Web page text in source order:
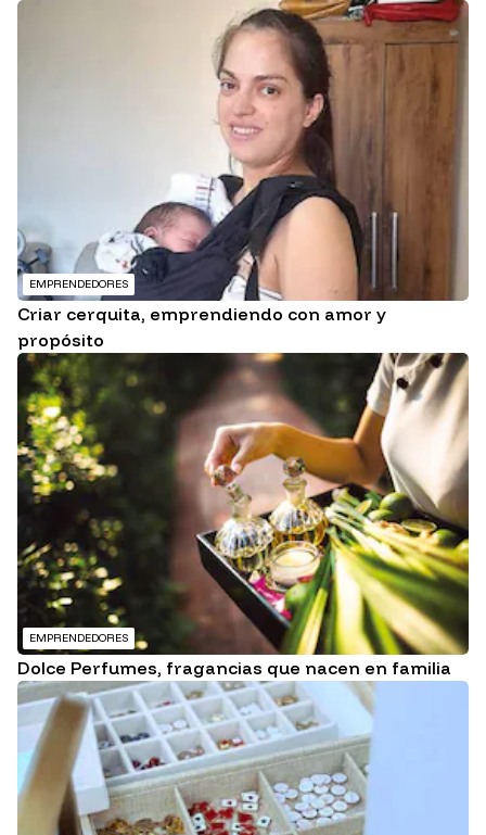
EMPRENDEDORES
Criar cerquita, emprendiendo con amor y
propósito
EMPRENDEDORES
Dolce Perfumes, fragancias que nacen en familia